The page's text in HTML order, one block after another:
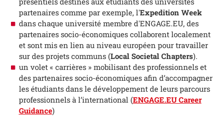
partenaires comme par exemple, l'Expedition Week
dans chaque université membre d'ENGAGE.EU, des
partenaires socio-économiques collaborent localement
et sont mis en lien au niveau européen pour travailler
sur des projets communs (Local Societal Chapters).
un volet « carrières » mobilisant des professionnels et
des partenaires socio-économiques afin d’accompagner
les étudiants dans le développement de leurs parcours
professionnels à l’international (ENGAGE.EU Career
Guidance)